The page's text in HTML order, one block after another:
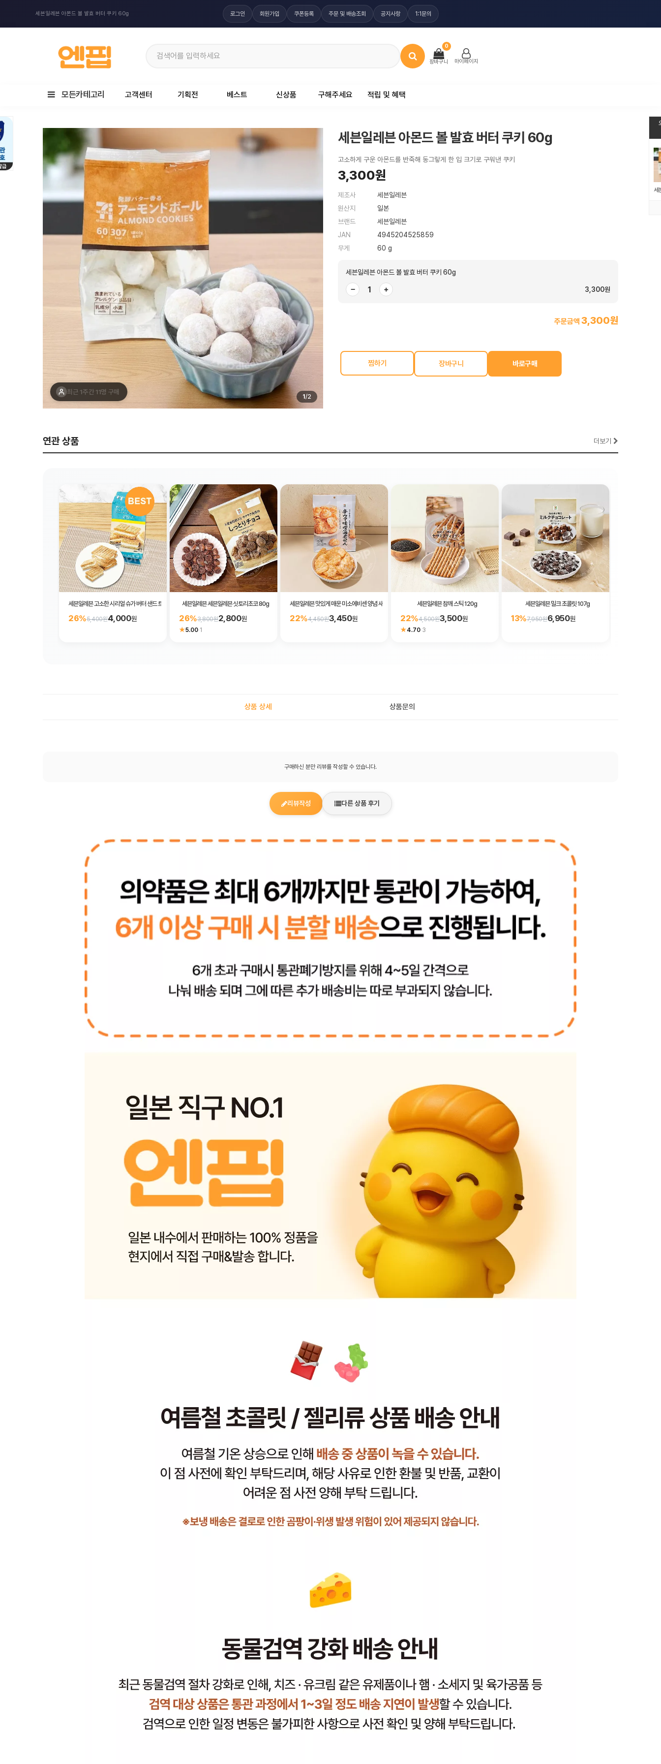
세븐일레븐 아몬드 볼 발효 버터 쿠키 60g 로그인 회원가입 쿠폰등록 주문 및 배송조회 공지사항 1:1문의
장바구니
0
마이페이지
모든카테고리 고객센터 기획전 베스트 신상품 구해주세요 적립 및 혜택
1 /2
최근 1주간 11명 구매
세븐일레븐 아몬드 볼 발효 버터 쿠키 60g
고소하게 구운 아몬드를 반죽해 동그랗게 한 입 크기로 구워낸 쿠키
3,300원
제조사
세븐일레븐
원산지
일본
브랜드
세븐일레븐
JAN
4945204525859
무게
60 g
세븐일레븐 아몬드 볼 발효 버터 쿠키 60g
− + 3,300원
주문금액 3,300원
찜하기
연관 상품 더보기
세븐일레븐 고소한 시리얼 슈가 버터 샌드 트리 3개입
26%5,400원4,000원
세븐일레븐 세븐일레븐 싯토리초코 80g
26%3,800원2,800원
★5.00·1
세븐일레븐 맛있게 매운 미소에비센 양념 새우 센베이 35g
22%4,450원3,450원
세븐일레븐 참깨 스틱 120g
22%4,500원3,500원
★4.70·3
세븐일레븐 밀크 초콜릿 107g
13%7,950원6,950원
상품 상세 상품문의
구매하신 분만 리뷰를 작성할 수 있습니다.
리뷰작성 다른 상품 후기